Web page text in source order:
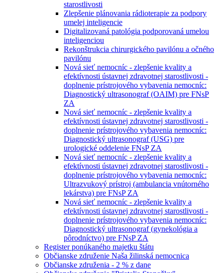
starostlivosti
Zlepšenie plánovania rádioterapie za podpory
umelej inteligencie
Digitalizovaná patológia podporovaná umelou
inteligenciou
Rekonštrukcia chirurgického pavilónu a očného
pavilónu
Nová sieť nemocníc - zlepšenie kvality a
efektívnosti ústavnej zdravotnej starostlivosti -
doplnenie prístrojového vybavenia nemocníc:
Diagnostický ultrasonograf (OAIM) pre FNsP
ZA
Nová sieť nemocníc - zlepšenie kvality a
efektívnosti ústavnej zdravotnej starostlivosti -
doplnenie prístrojového vybavenia nemocníc:
Diagnostický ultrasonograf (USG) pre
urologické oddelenie FNsP ZA
Nová sieť nemocníc - zlepšenie kvality a
efektívnosti ústavnej zdravotnej starostlivosti -
doplnenie prístrojového vybavenia nemocníc:
Ultrazvukový prístroj (ambulancia vnútorného
lekárstva) pre FNsP ZA
Nová sieť nemocníc - zlepšenie kvality a
efektívnosti ústavnej zdravotnej starostlivosti -
doplnenie prístrojového vybavenia nemocníc:
Diagnostický ultrasonograf (gynekológia a
pôrodníctvo) pre FNsP ZA
Register ponúkaného majetku štátu
Občianske združenie Naša žilinská nemocnica
Občianske združenia - 2 % z dane